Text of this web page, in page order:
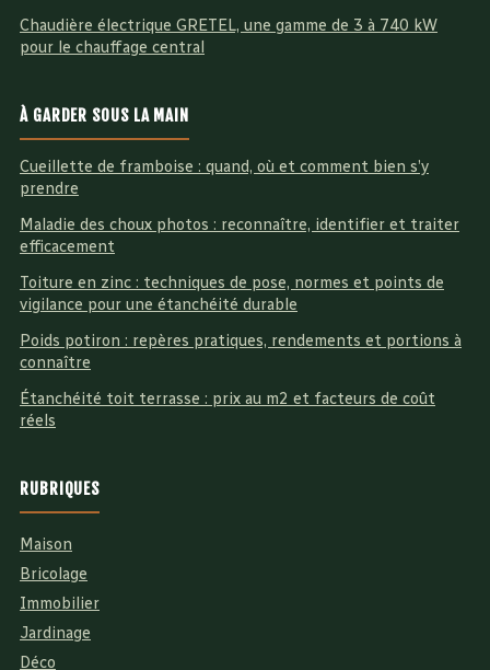
Chaudière électrique GRETEL, une gamme de 3 à 740 kW
pour le chauffage central
À GARDER SOUS LA MAIN
Cueillette de framboise : quand, où et comment bien s’y
prendre
Maladie des choux photos : reconnaître, identifier et traiter
efficacement
Toiture en zinc : techniques de pose, normes et points de
vigilance pour une étanchéité durable
Poids potiron : repères pratiques, rendements et portions à
connaître
Étanchéité toit terrasse : prix au m2 et facteurs de coût
réels
RUBRIQUES
Maison
Bricolage
Immobilier
Jardinage
Déco